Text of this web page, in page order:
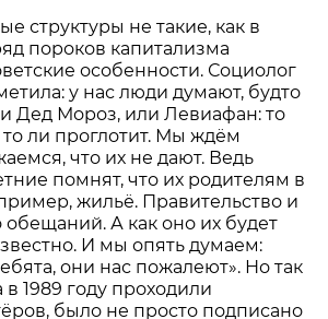
структуры не такие, как в
пороков капитализма
особенности. Социолог
у нас люди думают, будто
Дед Мороз, или Левиафан: то
то ли проглотит. Мы ждём
что их не дают. Ведь
помнят, что их родителям в
жильё. Правительство и
обещаний. А как оно их будет
И мы опять думаем:
они нас пожалеют». Но так
1989 году проходили
было не просто подписано